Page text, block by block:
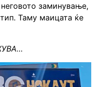
заминување,
Таму маицата ќе